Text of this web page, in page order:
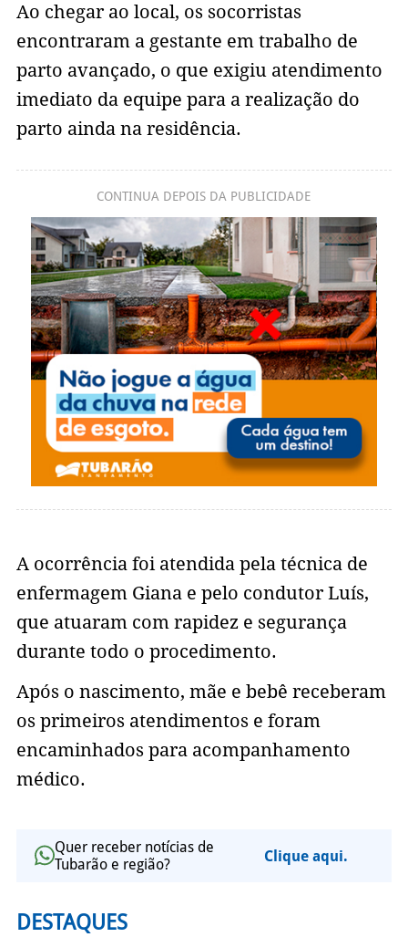
Ao chegar ao local, os socorristas
encontraram a gestante em trabalho de
parto avançado, o que exigiu atendimento
imediato da equipe para a realização do
parto ainda na residência.
CONTINUA DEPOIS DA PUBLICIDADE
A ocorrência foi atendida pela técnica de
enfermagem Giana e pelo condutor Luís,
que atuaram com rapidez e segurança
durante todo o procedimento.
Após o nascimento, mãe e bebê receberam
os primeiros atendimentos e foram
encaminhados para acompanhamento
médico.
Quer receber notícias de
Tubarão e região?
Clique aqui.
DESTAQUES